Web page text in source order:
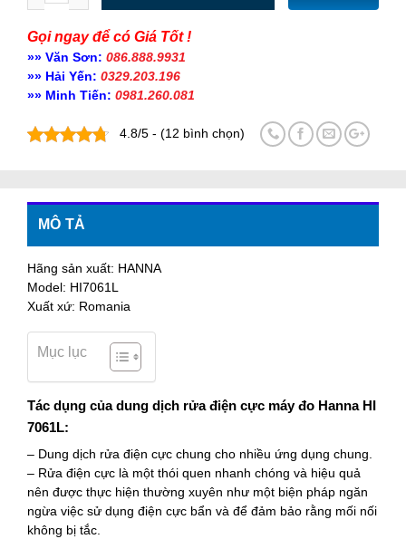
Gọi ngay để có Giá Tốt !
»» Văn Sơn: 086.888.9931
»» Hải Yến: 0329.203.196
»» Minh Tiến: 0981.260.081
4.8/5 - (12 bình chọn)
MÔ TẢ
Hãng sản xuất: HANNA
Model: HI7061L
Xuất xứ: Romania
Mục lục
Tác dụng của dung dịch rửa điện cực máy đo Hanna HI
7061L:
– Dung dịch rửa điện cực chung cho nhiều ứng dụng chung.
– Rửa điện cực là một thói quen nhanh chóng và hiệu quả
nên được thực hiện thường xuyên như một biện pháp ngăn
ngừa việc sử dụng điện cực bẩn và để đảm bảo rằng mối nối
không bị tắc.